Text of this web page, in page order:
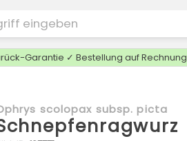
Garantie ✓ Bestellung auf Rechnung
scolopax subsp. picta